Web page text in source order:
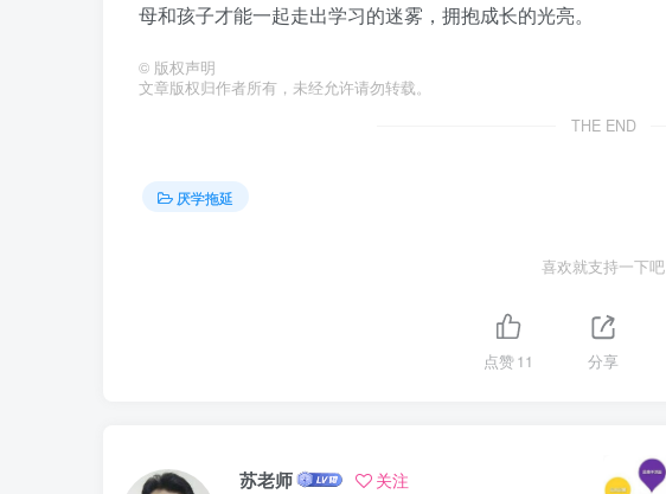
母和孩子才能一起走出学习的迷雾，拥抱成长的光亮。
© 版权声明
文章版权归作者所有，未经允许请勿转载。
THE END
厌学拖延
喜欢就支持一下吧
点赞11 分享
苏老师 关注